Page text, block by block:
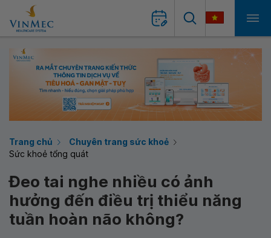
Trang chủ
Chuyên trang sức khoẻ
Sức khoẻ tổng quát
Đeo tai nghe nhiều có ảnh
hưởng đến điều trị thiểu năng
tuần hoàn não không?